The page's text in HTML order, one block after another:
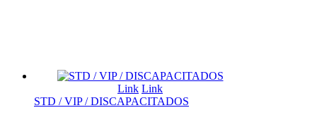
Link Link
STD / VIP / DISCAPACITADOS